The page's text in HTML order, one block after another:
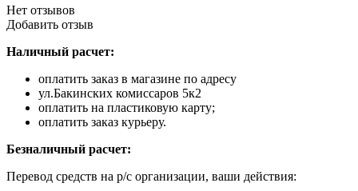
Нет отзывов
Добавить отзыв
Наличный расчет:
оплатить заказ в магазине по адресу
ул.Бакинских комиссаров 5к2
оплатить на пластиковую карту;
оплатить заказ курьеру.
Безналичный расчет:
Перевод средств на р/с организации, ваши действия: